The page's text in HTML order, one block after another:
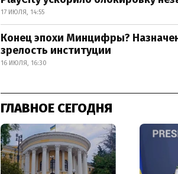
17 ИЮЛЯ, 14:55
Конец эпохи Минцифры?
зрелость институции
16 ИЮЛЯ, 16:30
ГЛАВНОЕ СЕГОДНЯ